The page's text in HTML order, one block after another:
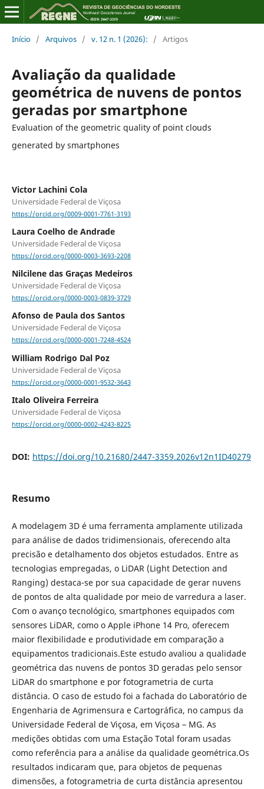
Início / Arquivos / v. 12 n. 1 (2026): / Artigos
Avaliação da qualidade
geométrica de nuvens de pontos
geradas por smartphone
Evaluation of the geometric quality of point clouds
generated by smartphones
Victor Lachini Cola
Universidade Federal de Viçosa
https://orcid.org/0009-0001-7761-3193
Laura Coelho de Andrade
Universidade Federal de Viçosa
https://orcid.org/0000-0003-3693-2208
Nilcilene das Graças Medeiros
Universidade Federal de Viçosa
https://orcid.org/0000-0003-0839-3729
Afonso de Paula dos Santos
Universidade Federal de Viçosa
https://orcid.org/0000-0001-7248-4524
William Rodrigo Dal Poz
Universidade Federal de Viçosa
https://orcid.org/0000-0001-9532-3643
Italo Oliveira Ferreira
Universidade Federal de Viçosa
https://orcid.org/0000-0002-4243-8225
DOI: https://doi.org/10.21680/2447-3359.2026v12n1ID40279
Resumo
A modelagem 3D é uma ferramenta amplamente utilizada
para análise de dados tridimensionais, oferecendo alta
precisão e detalhamento dos objetos estudados. Entre as
tecnologias empregadas, o LiDAR (Light Detection and
Ranging) destaca-se por sua capacidade de gerar nuvens
de pontos de alta qualidade por meio de varredura a laser.
Com o avanço tecnológico, smartphones equipados com
sensores LiDAR, como o Apple iPhone 14 Pro, oferecem
maior flexibilidade e produtividade em comparação a
equipamentos tradicionais.Este estudo avaliou a qualidade
geométrica das nuvens de pontos 3D geradas pelo sensor
LiDAR do smartphone e por fotogrametria de curta
distância. O caso de estudo foi a fachada do Laboratório de
Engenharia de Agrimensura e Cartográfica, no campus da
Universidade Federal de Viçosa, em Viçosa – MG. As
medições obtidas com uma Estação Total foram usadas
como referência para a análise da qualidade geométrica.Os
resultados indicaram que, para objetos de pequenas
dimensões, a fotogrametria de curta distância apresentou